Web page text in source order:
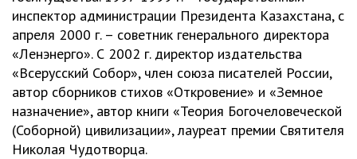
инспектор администрации Президента Казахстана, с
апреля 2000 г. – советник генерального директора
«Ленэнерго». С 2002 г. директор издательства
«Всерусский Собор», член союза писателей России,
автор сборников стихов «Откровение» и «Земное
назначение», автор книги «Теория Богочеловеческой
(Соборной) цивилизации», лауреат премии Святителя
Николая Чудотворца.